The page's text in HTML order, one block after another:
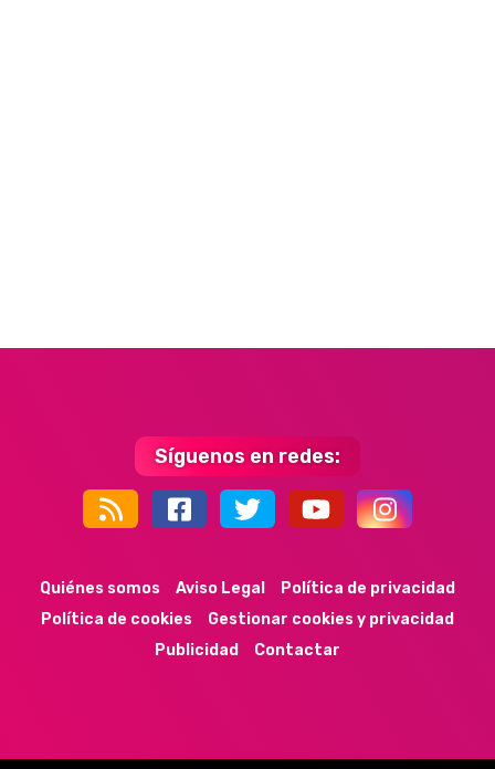
Síguenos en redes:
Quiénes somos Aviso Legal
Política de privacidad
Política de cookies
Gestionar cookies y privacidad
Publicidad
Contactar